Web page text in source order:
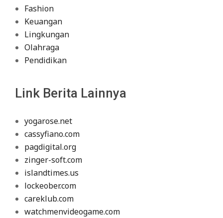
Fashion
Keuangan
Lingkungan
Olahraga
Pendidikan
Link Berita Lainnya
yogarose.net
cassyfiano.com
pagdigital.org
zinger-soft.com
islandtimes.us
lockeober.com
careklub.com
watchmenvideogame.com